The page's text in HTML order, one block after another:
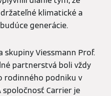
klimatické a
generácie.
skupiny Viessmann Prof.
partnerstvá boli vždy
rodinného podniku v
spoločnosť Carrier je